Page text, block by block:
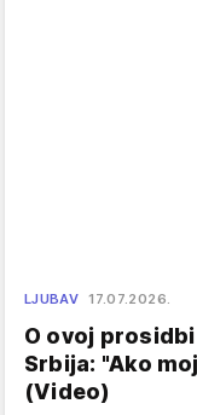
LJUBAV 17.07.2026.
O ovoj
Srbija: "Ako
(Video)